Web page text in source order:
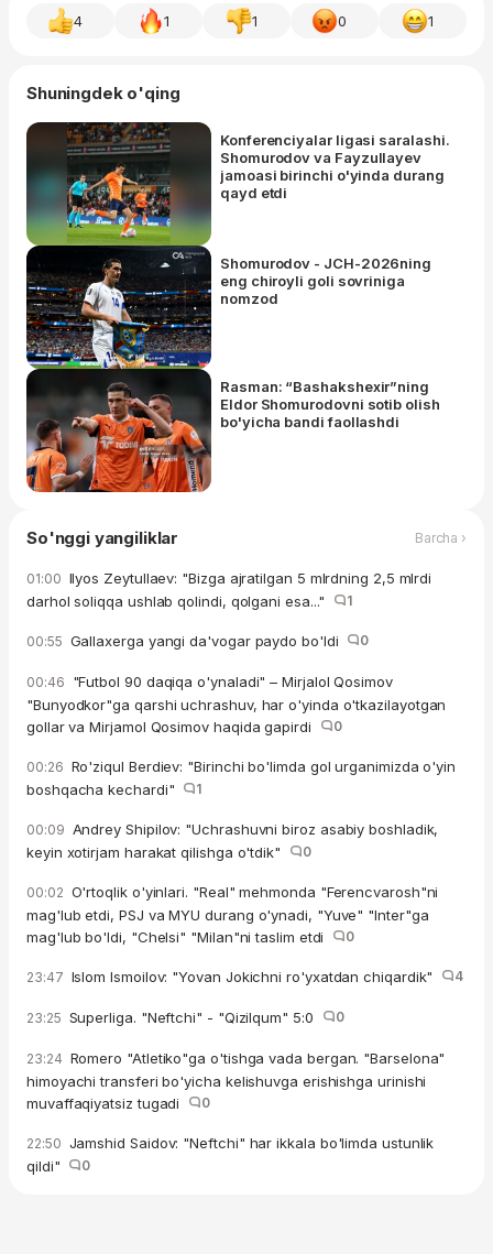
4 1 1 0 1
Shuningdek o'qing
Konferenciyalar ligasi saralashi.
Shomurodov va Fayzullayev
jamoasi birinchi o'yinda durang
qayd etdi
Shomurodov - JCH-2026ning
eng chiroyli goli sovriniga
nomzod
Rasman: “Bashakshexir”ning
Eldor Shomurodovni sotib olish
bo'yicha bandi faollashdi
So'nggi yangiliklar Barcha ›
01:00 Ilyos Zeytullaev: "Bizga ajratilgan 5 mlrdning 2,5 mlrdi
darhol soliqqa ushlab qolindi, qolgani esa..."
1
00:55 Gallaxerga yangi da'vogar paydo bo'ldi 0
00:46 "Futbol 90 daqiqa o'ynaladi" – Mirjalol Qosimov
"Bunyodkor"ga qarshi uchrashuv, har o'yinda o'tkazilayotgan
gollar va Mirjamol Qosimov haqida gapirdi
0
00:26 Ro'ziqul Berdiev: "Birinchi bo'limda gol urganimizda o'yin
boshqacha kechardi"
1
00:09 Andrey Shipilov: "Uchrashuvni biroz asabiy boshladik,
keyin xotirjam harakat qilishga o'tdik"
0
00:02 O'rtoqlik o'yinlari. "Real" mehmonda "Ferencvarosh"ni
mag'lub etdi, PSJ va MYU durang o'ynadi, "Yuve" "Inter"ga
mag'lub bo'ldi, "Chelsi" "Milan"ni taslim etdi
0
23:47 Islom Ismoilov: "Yovan Jokichni ro'yxatdan chiqardik" 4
23:25 Superliga. "Neftchi" - "Qizilqum" 5:0 0
23:24 Romero "Atletiko"ga o'tishga vada bergan. "Barselona"
himoyachi transferi bo'yicha kelishuvga erishishga urinishi
muvaffaqiyatsiz tugadi
0
22:50 Jamshid Saidov: "Neftchi" har ikkala bo'limda ustunlik
qildi"
0